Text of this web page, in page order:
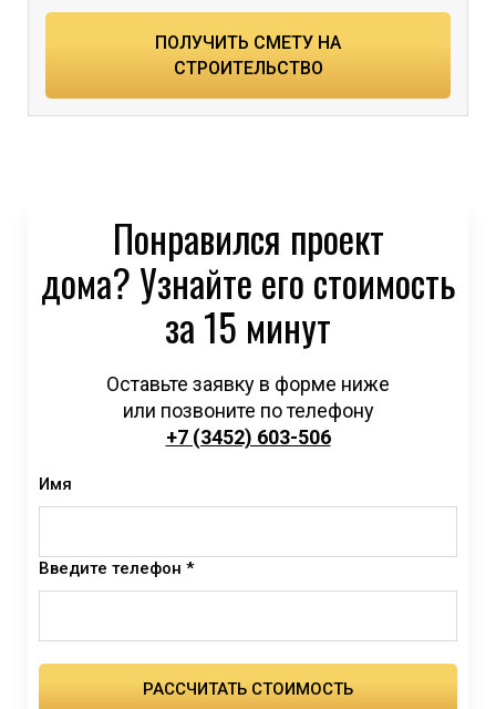
ПОЛУЧИТЬ СМЕТУ НА
СТРОИТЕЛЬСТВО
Понравился проект
дома? Узнайте его стоимость
за 15 минут
Оставьте заявку в форме ниже
или позвоните по телефону
+7 (3452) 603-506
Имя
Введите телефон *
РАССЧИТАТЬ СТОИМОСТЬ